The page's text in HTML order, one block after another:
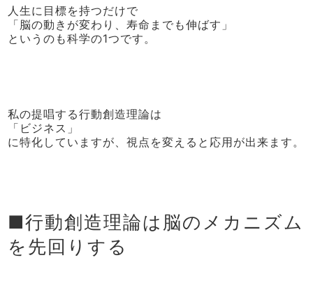
人生に目標を持つだけで
「脳の動きが変わり、寿命までも伸ばす」
というのも科学の1つです。
私の提唱する行動創造理論は
「ビジネス」
に特化していますが、視点を変えると応用が出来ます。
■行動創造理論は脳のメカニズム
を先回りする